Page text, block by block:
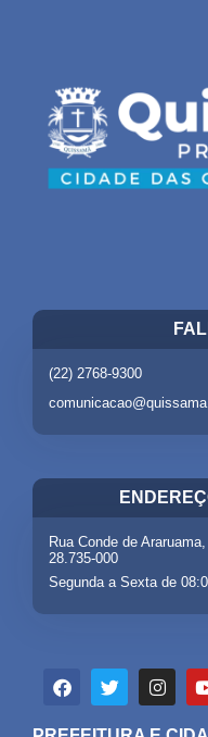
(22) 2768-9300
Rua Conde de
28.735-000
Segunda a Sexta de